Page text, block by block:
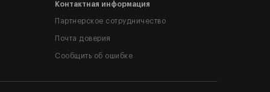
Контактная информация
Партнерское сотрудничество
Почта доверия
Сообщить об ошибке